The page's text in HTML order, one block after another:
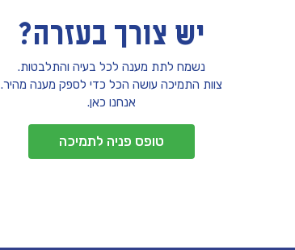
יש צורך בעזרה?
נשמח לתת מענה לכל בעיה והתלבטות.
צוות התמיכה עושה הכל כדי לספק מענה מהיר.
אנחנו כאן.
טופס פניה לתמיכה